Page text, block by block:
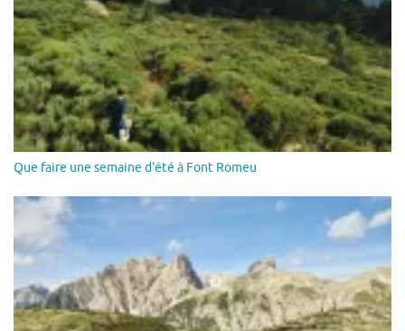
Que faire une semaine d'été à Font Romeu